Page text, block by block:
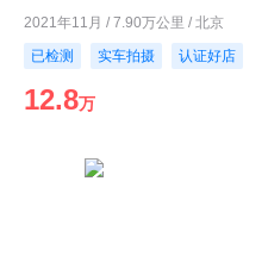
2021年11月 / 7.90万公里 / 北京
已检测
实车拍摄 认证好店
12.8万